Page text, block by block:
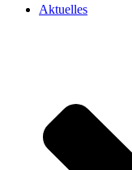
Aktuelles